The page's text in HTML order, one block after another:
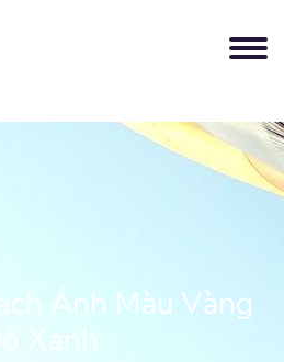
Ánh Màu Vàng
Xanh